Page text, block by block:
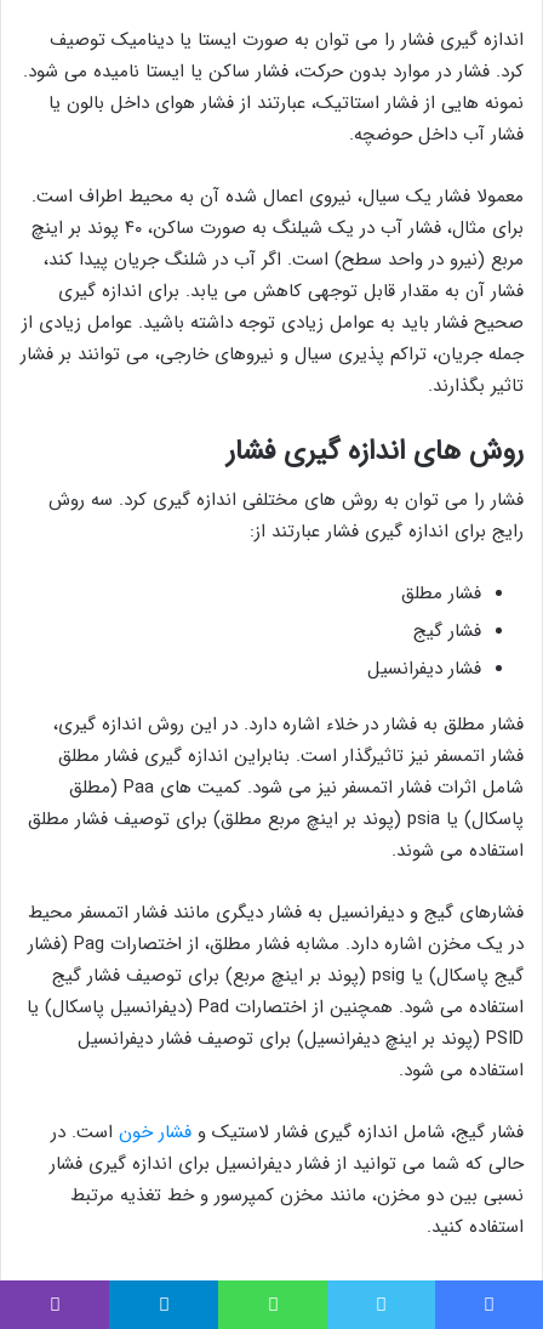
اندازه گیری فشار را می توان به صورت ایستا یا دینامیک توصیف
کرد. فشار در موارد بدون حرکت، فشار ساکن یا ایستا نامیده می شود.
نمونه هایی از فشار استاتیک، عبارتند از فشار هوای داخل بالون یا
فشار آب داخل حوضچه.
معمولا فشار یک سیال، نیروی اعمال شده آن به محیط اطراف است.
برای مثال، فشار آب در یک شیلنگ به صورت ساکن، ۴۰ پوند بر اینچ
مربع (نیرو در واحد سطح) است. اگر آب در شلنگ جریان پیدا کند،
فشار آن به مقدار قابل توجهی کاهش می یابد. برای اندازه گیری
صحیح فشار باید به عوامل زیادی توجه داشته باشید. عوامل زیادی از
جمله جریان، تراکم پذیری سیال و نیروهای خارجی، می توانند بر فشار
تاثیر بگذارند.
روش های اندازه گیری فشار
فشار را می توان به روش های مختلفی اندازه گیری کرد. سه روش
رایج برای اندازه گیری فشار عبارتند از:
فشار مطلق
فشار گیج
فشار دیفرانسیل
فشار مطلق به فشار در خلاء اشاره دارد. در این روش اندازه گیری،
فشار اتمسفر نیز تاثیرگذار است. بنابراین اندازه گیری فشار مطلق
شامل اثرات فشار اتمسفر نیز می شود. کمیت های Paa (مطلق
پاسکال) یا psia (پوند بر اینچ مربع مطلق) برای توصیف فشار مطلق
استفاده می شوند.
فشارهای گیج و دیفرانسیل به فشار دیگری مانند فشار اتمسفر محیط
در یک مخزن اشاره دارد. مشابه فشار مطلق، از اختصارات Pag (فشار
گیج پاسکال) یا psig (پوند بر اینچ مربع) برای توصیف فشار گیج
استفاده می شود. همچنین از اختصارات Pad (دیفرانسیل پاسکال) یا
PSID (پوند بر اینچ دیفرانسیل) برای توصیف فشار دیفرانسیل
استفاده می شود.
فشار گیج، شامل اندازه گیری فشار لاستیک و فشار خون است. در
حالی که شما می توانید از فشار دیفرانسیل برای اندازه گیری فشار
نسبی بین دو مخزن، مانند مخزن کمپرسور و خط تغذیه مرتبط
استفاده کنید.
کمیت مورد استفاده برای فشار در سیستم SI، پاسکال است. یک
پاسکال برابر با نیروی وارده به اندازه یک نیوتون بر سطح یک متر